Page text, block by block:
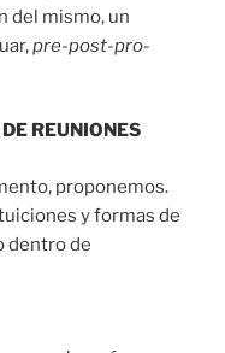
del mismo, un
pre-post-pro-
REUNIONES
proponemos.
y formas de
dentro de